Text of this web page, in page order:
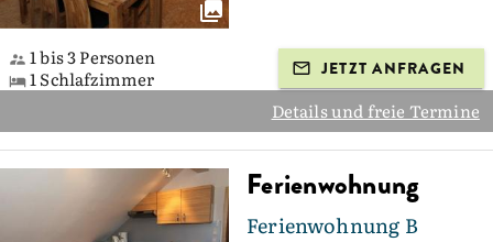
1 bis 3 Personen
1 Schlafzimmer
JETZT ANFRAGEN
Details und freie Termine
Ferienwohnung
Ferienwohnung B